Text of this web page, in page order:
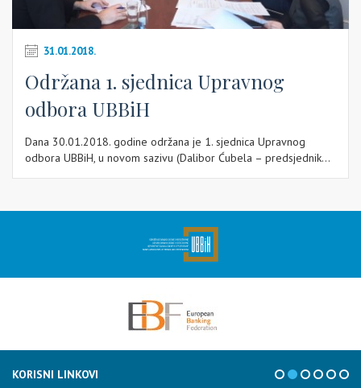
31.01.2018.
Održana 1. sjednica Upravnog
odbora UBBiH
Dana 30.01.2018. godine održana je 1. sjednica Upravnog
odbora UBBiH, u novom sazivu (Dalibor Ćubela – predsjednik...
KORISNI LINKOVI